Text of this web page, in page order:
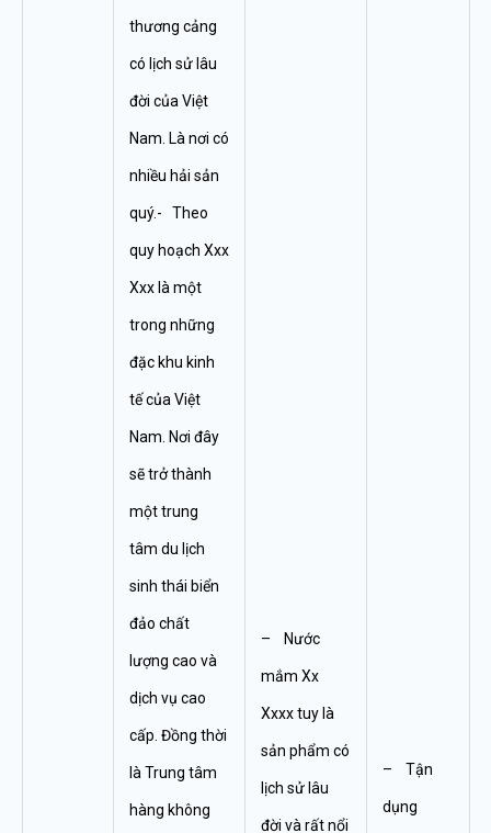
thương cảng
có lịch sử lâu
đời của Việt
Nam. Là nơi có
nhiều hải sản
quý.- Theo
quy hoạch Xxx
Xxx là một
trong những
đặc khu kinh
tế của Việt
Nam. Nơi đây
sẽ trở thành
một trung
tâm du lịch
sinh thái biển
đảo chất
lượng cao và
dịch vụ cao
cấp. Đồng thời
là Trung tâm
hàng không
– Nước
mắm Xx
Xxxx tuy là
sản phẩm có
lịch sử lâu
đời và rất nổi
– Tận
dụng